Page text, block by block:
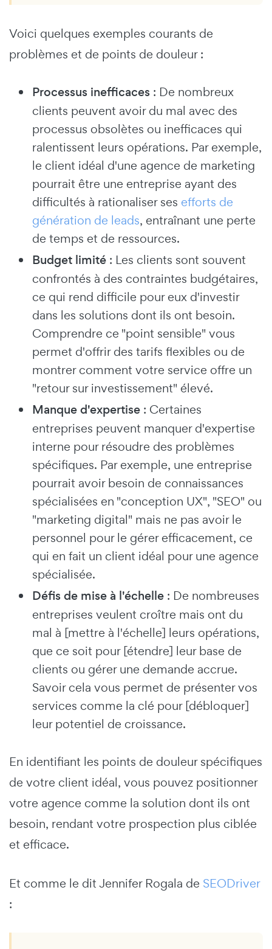
Voici quelques exemples courants de
problèmes et de points de douleur :
Processus inefficaces : De nombreux
clients peuvent avoir du mal avec des
processus obsolètes ou inefficaces qui
ralentissent leurs opérations. Par exemple,
le client idéal d'une agence de marketing
pourrait être une entreprise ayant des
difficultés à rationaliser ses efforts de
génération de leads, entraînant une perte
de temps et de ressources.
Budget limité : Les clients sont souvent
confrontés à des contraintes budgétaires,
ce qui rend difficile pour eux d'investir
dans les solutions dont ils ont besoin.
Comprendre ce "point sensible" vous
permet d'offrir des tarifs flexibles ou de
montrer comment votre service offre un
"retour sur investissement" élevé.
Manque d'expertise : Certaines
entreprises peuvent manquer d'expertise
interne pour résoudre des problèmes
spécifiques. Par exemple, une entreprise
pourrait avoir besoin de connaissances
spécialisées en "conception UX", "SEO" ou
"marketing digital" mais ne pas avoir le
personnel pour le gérer efficacement, ce
qui en fait un client idéal pour une agence
spécialisée.
Défis de mise à l'échelle : De nombreuses
entreprises veulent croître mais ont du
mal à [mettre à l'échelle] leurs opérations,
que ce soit pour [étendre] leur base de
clients ou gérer une demande accrue.
Savoir cela vous permet de présenter vos
services comme la clé pour [débloquer]
leur potentiel de croissance.
En identifiant les points de douleur spécifiques
de votre client idéal, vous pouvez positionner
votre agence comme la solution dont ils ont
besoin, rendant votre prospection plus ciblée
et efficace.
Et comme le dit Jennifer Rogala de SEODriver
: